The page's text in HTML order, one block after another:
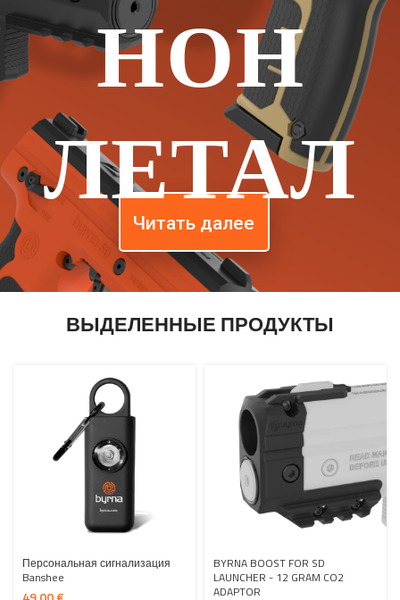
НОН
ЛЕТАЛ
Читать далее
ВЫДЕЛЕННЫЕ ПРОДУКТЫ
Персональная сигнализация
Banshee
BYRNA BOOST FOR SD
LAUNCHER - 12 GRAM CO2
ADAPTOR